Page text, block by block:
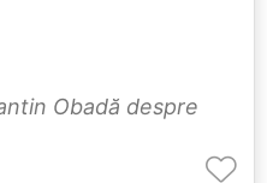
Obadă despre